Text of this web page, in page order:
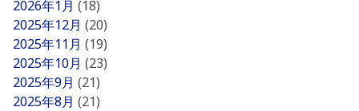
2026年1月 (18)
2025年12月 (20)
2025年11月 (19)
2025年10月 (23)
2025年9月 (21)
2025年8月 (21)